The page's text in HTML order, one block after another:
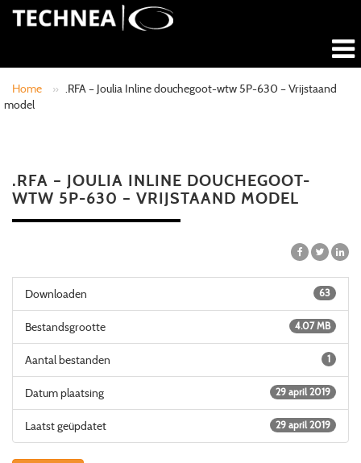
Home » .RFA – Joulia Inline douchegoot-wtw 5P-630 – Vrijstaand
model
.RFA – JOULIA INLINE DOUCHEGOOT-
WTW 5P-630 – VRIJSTAAND MODEL
Downloaden 63
Bestandsgrootte 4.07 MB
Aantal bestanden 1
Datum plaatsing 29 april 2019
Laatst geüpdatet 29 april 2019